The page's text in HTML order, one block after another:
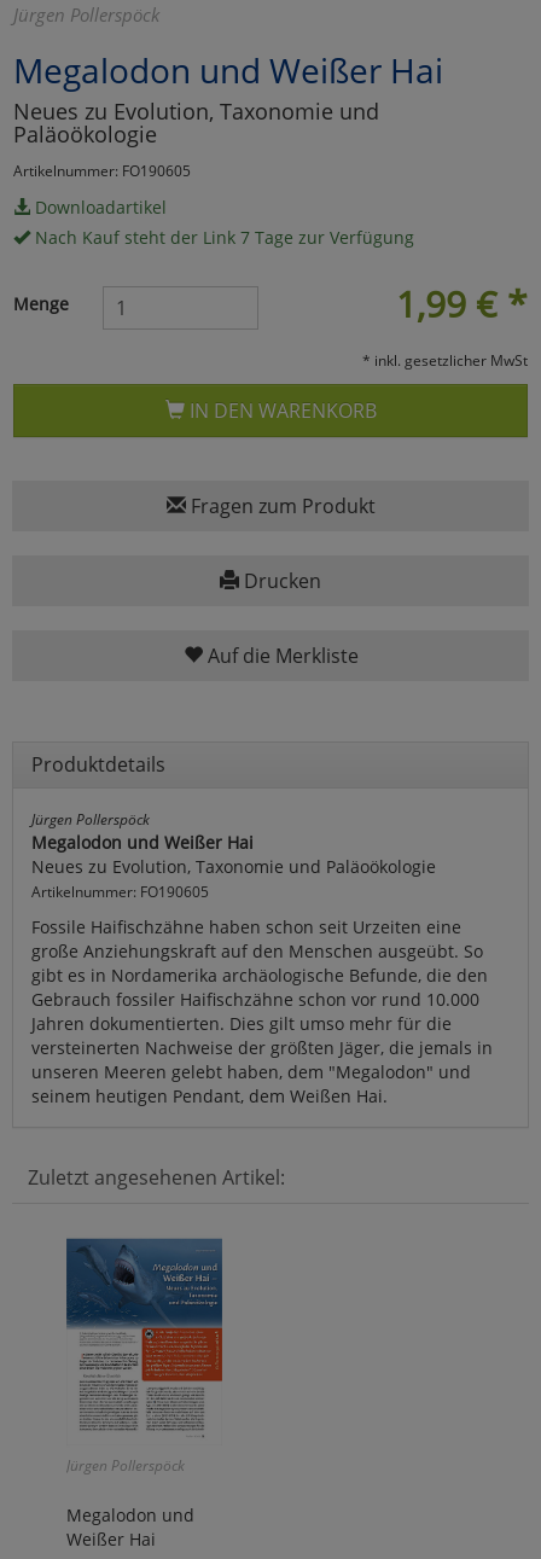
Jürgen Pollerspöck
Megalodon und Weißer Hai
Neues zu Evolution, Taxonomie und
Paläoökologie
Artikelnummer: FO190605
Downloadartikel
Nach Kauf steht der Link 7 Tage zur Verfügung
1,99 € *
Menge
* inkl. gesetzlicher MwSt
IN DEN WARENKORB
Fragen zum Produkt
Drucken
Auf die Merkliste
Produktdetails
Jürgen Pollerspöck
Megalodon und Weißer Hai
Neues zu Evolution, Taxonomie und Paläoökologie
Artikelnummer: FO190605
Fossile Haifischzähne haben schon seit Urzeiten eine
große Anziehungskraft auf den Menschen ausgeübt. So
gibt es in Nordamerika archäologische Befunde, die den
Gebrauch fossiler Haifischzähne schon vor rund 10.000
Jahren dokumentierten. Dies gilt umso mehr für die
versteinerten Nachweise der größten Jäger, die jemals in
unseren Meeren gelebt haben, dem "Megalodon" und
seinem heutigen Pendant, dem Weißen Hai.
Zuletzt angesehenen Artikel:
Jürgen Pollerspöck
Megalodon und
Weißer Hai
Umfragetools
Einstellungen speichern
zu Haupptseite